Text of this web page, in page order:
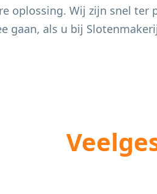
oplossing. Wij zijn snel
gaan, als u bij